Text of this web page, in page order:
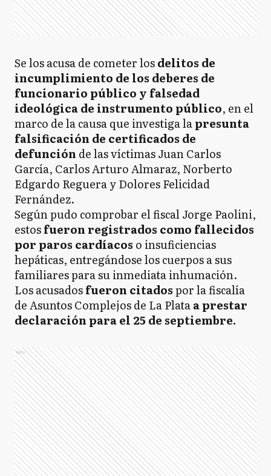
Se los acusa de cometer losdelitos de
incumplimiento de los deberes de
funcionario público y falsedad
ideológica de instrumento público, en el
marco de la causa que investiga lapresunta
falsificación de certificados de
defunción de las víctimas Juan Carlos
García, Carlos Arturo Almaraz, Norberto
Edgardo Reguera y Dolores Felicidad
Fernández.
Según pudo comprobar el fiscal Jorge Paolini,
estosfueron registrados como fallecidos
por paros cardíacos o insuficiencias
hepáticas, entregándose los cuerpos a sus
familiares para su inmediata inhumación.
Los acusadosfueron citadospor la fiscalía
de Asuntos Complejos de La Plataa prestar
declaración para el 25 de septiembre.
Ads